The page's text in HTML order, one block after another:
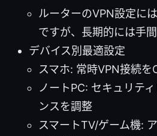
ルーターのVPN設定に
ですが、長期的には手
デバイス別最適設定
スマホ: 常時VPN接続を
ノートPC: セキュリテ
ンスを調整
スマートTV/ゲーム機: